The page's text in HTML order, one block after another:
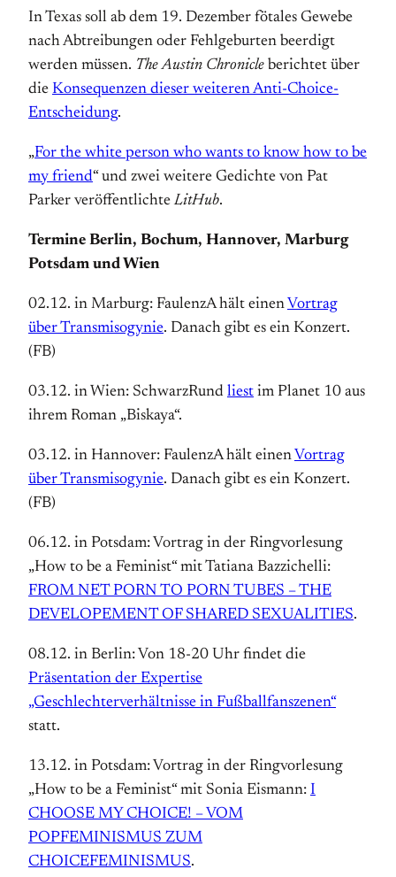
In Texas soll ab dem 19. Dezember fötales Gewebe
nach Abtreibungen oder Fehlgeburten beerdigt
werden müssen. The Austin Chronicle berichtet über
die Konsequenzen dieser weiteren Anti-Choice-
Entscheidung.
„For the white person who wants to know how to be
my friend“ und zwei weitere Gedichte von Pat
Parker veröffentlichte LitHub.
Termine Berlin, Bochum, Hannover, Marburg
Potsdam und Wien
02.12. in Marburg: FaulenzA hält einen Vortrag
über Transmisogynie. Danach gibt es ein Konzert.
(FB)
03.12. in Wien: SchwarzRund liest im Planet 10 aus
ihrem Roman „Biskaya“.
03.12. in Hannover: FaulenzA hält einen Vortrag
über Transmisogynie. Danach gibt es ein Konzert.
(FB)
06.12. in Potsdam: Vortrag in der Ringvorlesung
„How to be a Feminist“ mit Tatiana Bazzichelli:
FROM NET PORN TO PORN TUBES – THE
DEVELOPEMENT OF SHARED SEXUALITIES.
08.12. in Berlin: Von 18-20 Uhr findet die
Präsentation der Expertise
„Geschlechterverhältnisse in Fußballfanszenen“
statt.
13.12. in Potsdam: Vortrag in der Ringvorlesung
„How to be a Feminist“ mit Sonia Eismann: I
CHOOSE MY CHOICE! – VOM
POPFEMINISMUS ZUM
CHOICEFEMINISMUS.